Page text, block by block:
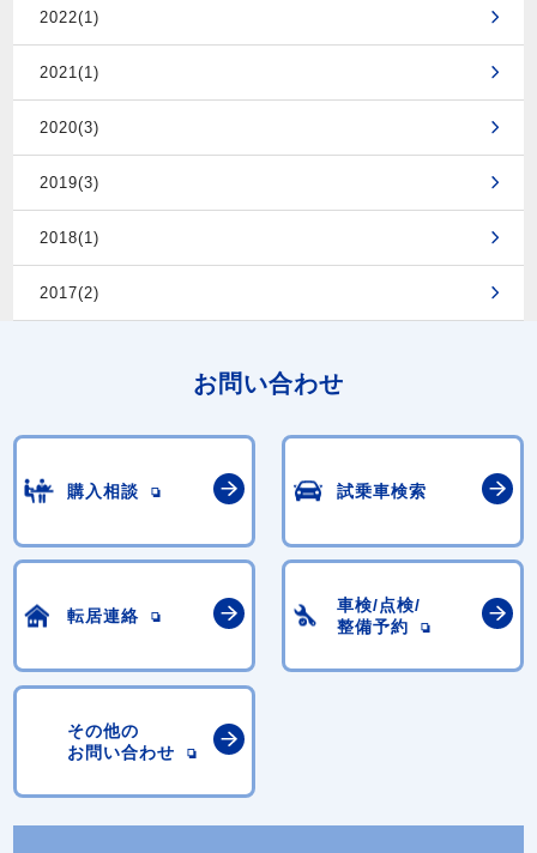
2022(1)
2021(1)
2020(3)
2019(3)
2018(1)
2017(2)
お問い合わせ
購入相談 試乗車検索
転居連絡
車検/点検/
整備予約
その他の
お問い合わせ